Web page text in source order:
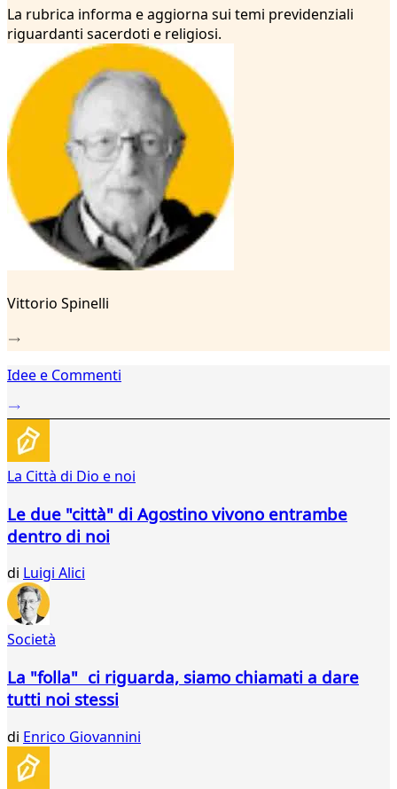
3
4
5
9
...
La rubrica informa e aggiorna sui temi previdenziali
riguardanti sacerdoti e religiosi.
Vittorio Spinelli
Idee e Commenti
La Città di Dio e noi
Le due "città" di Agostino vivono entrambe
dentro di noi
di Luigi Alici
Società
La "folla" ci riguarda, siamo chiamati a dare
tutti noi stessi
di Enrico Giovannini